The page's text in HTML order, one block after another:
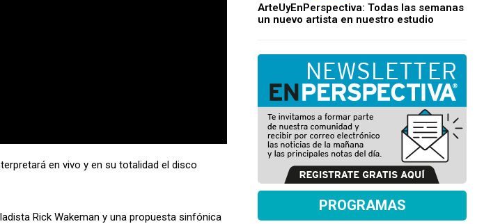
en vivo y en su totalidad el disco
Rick Wakeman y una propuesta sinfónica
ArteUyEnPerspectiva: Todas las semanas
un nuevo artista en nuestro estudio
PROGRAMAS